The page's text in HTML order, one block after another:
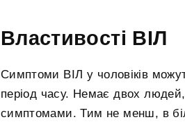
Властивості ВІЛ
Симптоми ВІЛ у чоловіків
період часу. Немає двох
симптомами. Тим не менш, в